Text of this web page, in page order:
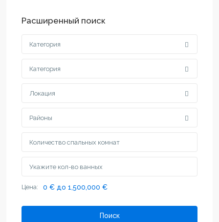
Расширенный поиск
Категория
Категория
Локация
Районы
Цена: 0 € до 1,500,000 €
Поиск